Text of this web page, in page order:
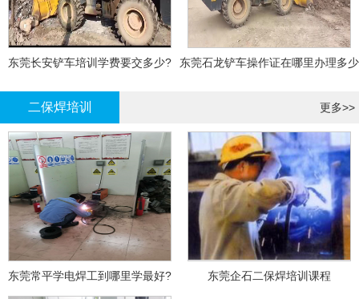
东莞长安铲车培训学费要交多少?
东莞石龙铲车操作证在哪里办理多少
二保焊培训 更多>>
东莞常平学电焊工到哪里学最好? 东莞企石二保焊培训课程